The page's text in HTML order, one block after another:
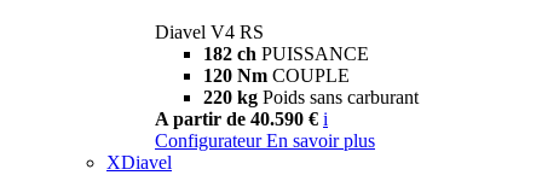
Diavel V4 RS
182 ch PUISSANCE
120 Nm COUPLE
220 kg Poids sans carburant
A partir de 40.590 € i
Configurateur En savoir plus
XDiavel